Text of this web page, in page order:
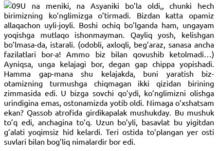
U na meniki, na Asyaniki bo’la oldi,, chunki hech
birimizning ko’nglimizga o’tirmadi. Bizdan katta opamiz
allaqachon uyli-joyli. Boshi ochiq bo’lganda ham, ungayam
yoqishga mutlaqo ishonmayman. Qayliq yosh, kelishgan
bo’lmasa-da, istarali. (odobli, axloqli, beg’araz, sanasa ancha
fazilatlari bor-a! Ammo biz bilan qovushib ketolmadi…)
Ayniqsa, unga kelajagi bor, degan gap chippa yopishadi.
Hamma gap-mana shu kelajakda, buni yaratish biz-
otamizning turmushga chiqmagan ikki qizidan birining
zimmasida edi. U bizga sovchi qo’ydi, ko’nglimizni olishga
urindigina emas, ostonamizda yotib oldi. Nimaga o’xshatsam
ekan? Qassob atrofida girdikapalak mushukday. Bu mushuk
to’q edi, anchagina to’q. Uzun bo’yli, basavlat bu yigitdan
g’alati yoqimsiz hid kelardi. Teri ostida to’plangan yer osti
suvlari bilan bog’liq nimalardir bor edi.